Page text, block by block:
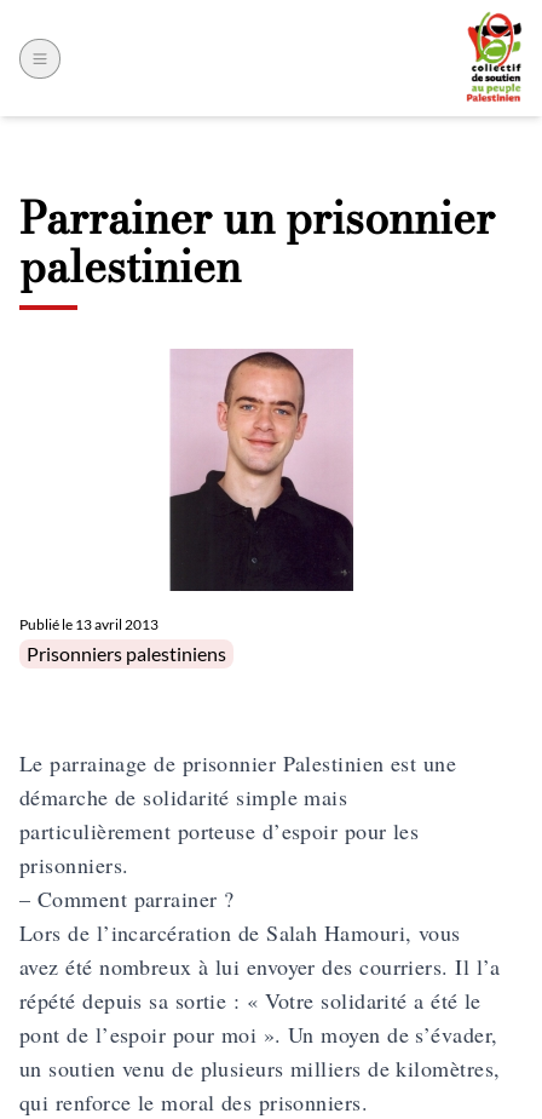
Parrainer un prisonnier
palestinien
Publié le 13 avril 2013
Posted in
Prisonniers palestiniens
Le parrainage de prisonnier Palestinien est une
démarche de solidarité simple mais
particulièrement porteuse d’espoir pour les
prisonniers.
– Comment parrainer ?
Lors de l’incarcération de Salah Hamouri, vous
avez été nombreux à lui envoyer des courriers. Il l’a
répété depuis sa sortie : « Votre solidarité a été le
pont de l’espoir pour moi ». Un moyen de s’évader,
un soutien venu de plusieurs milliers de kilomètres,
qui renforce le moral des prisonniers.